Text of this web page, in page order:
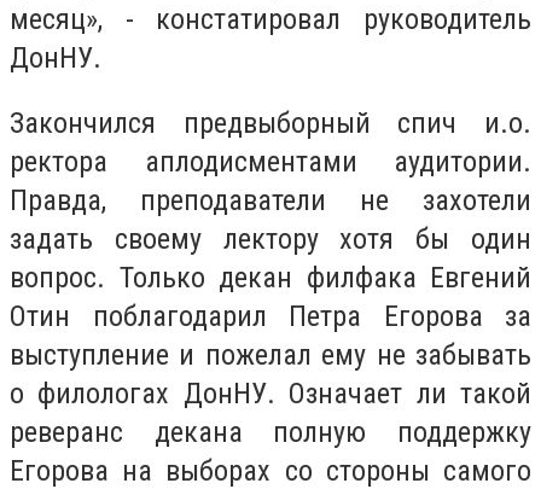
месяц», - констатировал руководитель
ДонНУ.
Закончился предвыборный спич и.о.
ректора аплодисментами аудитории.
Правда, преподаватели не захотели
задать своему лектору хотя бы один
вопрос. Только декан филфака Евгений
Отин поблагодарил Петра Егорова за
выступление и пожелал ему не забывать
о филологах ДонНУ. Означает ли такой
реверанс декана полную поддержку
Егорова на выборах со стороны самого